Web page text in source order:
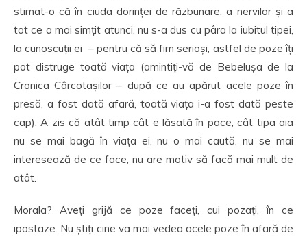
stimat-o că în ciuda dorinței de răzbunare, a nervilor și a
tot ce a mai simțit atunci, nu s-a dus cu pâra la iubitul tipei,
la cunoscuții ei – pentru că să fim serioși, astfel de poze îți
pot distruge toată viața (amintiți-vă de Bebelușa de la
Cronica Cârcotașilor – după ce au apărut acele poze în
presă, a fost dată afară, toată viața i-a fost dată peste
cap). A zis că atât timp cât e lăsată în pace, cât tipa aia
nu se mai bagă în viața ei, nu o mai caută, nu se mai
interesează de ce face, nu are motiv să facă mai mult de
atât.
Morala? Aveți grijă ce poze faceți, cui pozați, în ce
ipostaze. Nu știți cine va mai vedea acele poze în afară de